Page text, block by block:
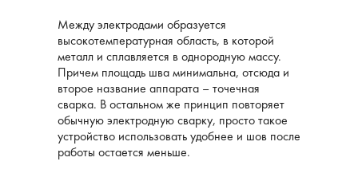
Между электродами образуется
высокотемпературная область, в которой
металл и сплавляется в однородную массу.
Причем площадь шва минимальна, отсюда и
второе название аппарата – точечная
сварка. В остальном же принцип повторяет
обычную электродную сварку, просто такое
устройство использовать удобнее и шов после
работы остается меньше.